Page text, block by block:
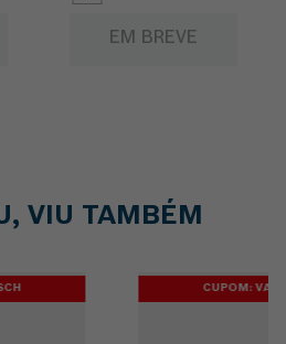
Tem alta capacidade...
EM BREVE
VIU TAMBÉM
CUPOM: